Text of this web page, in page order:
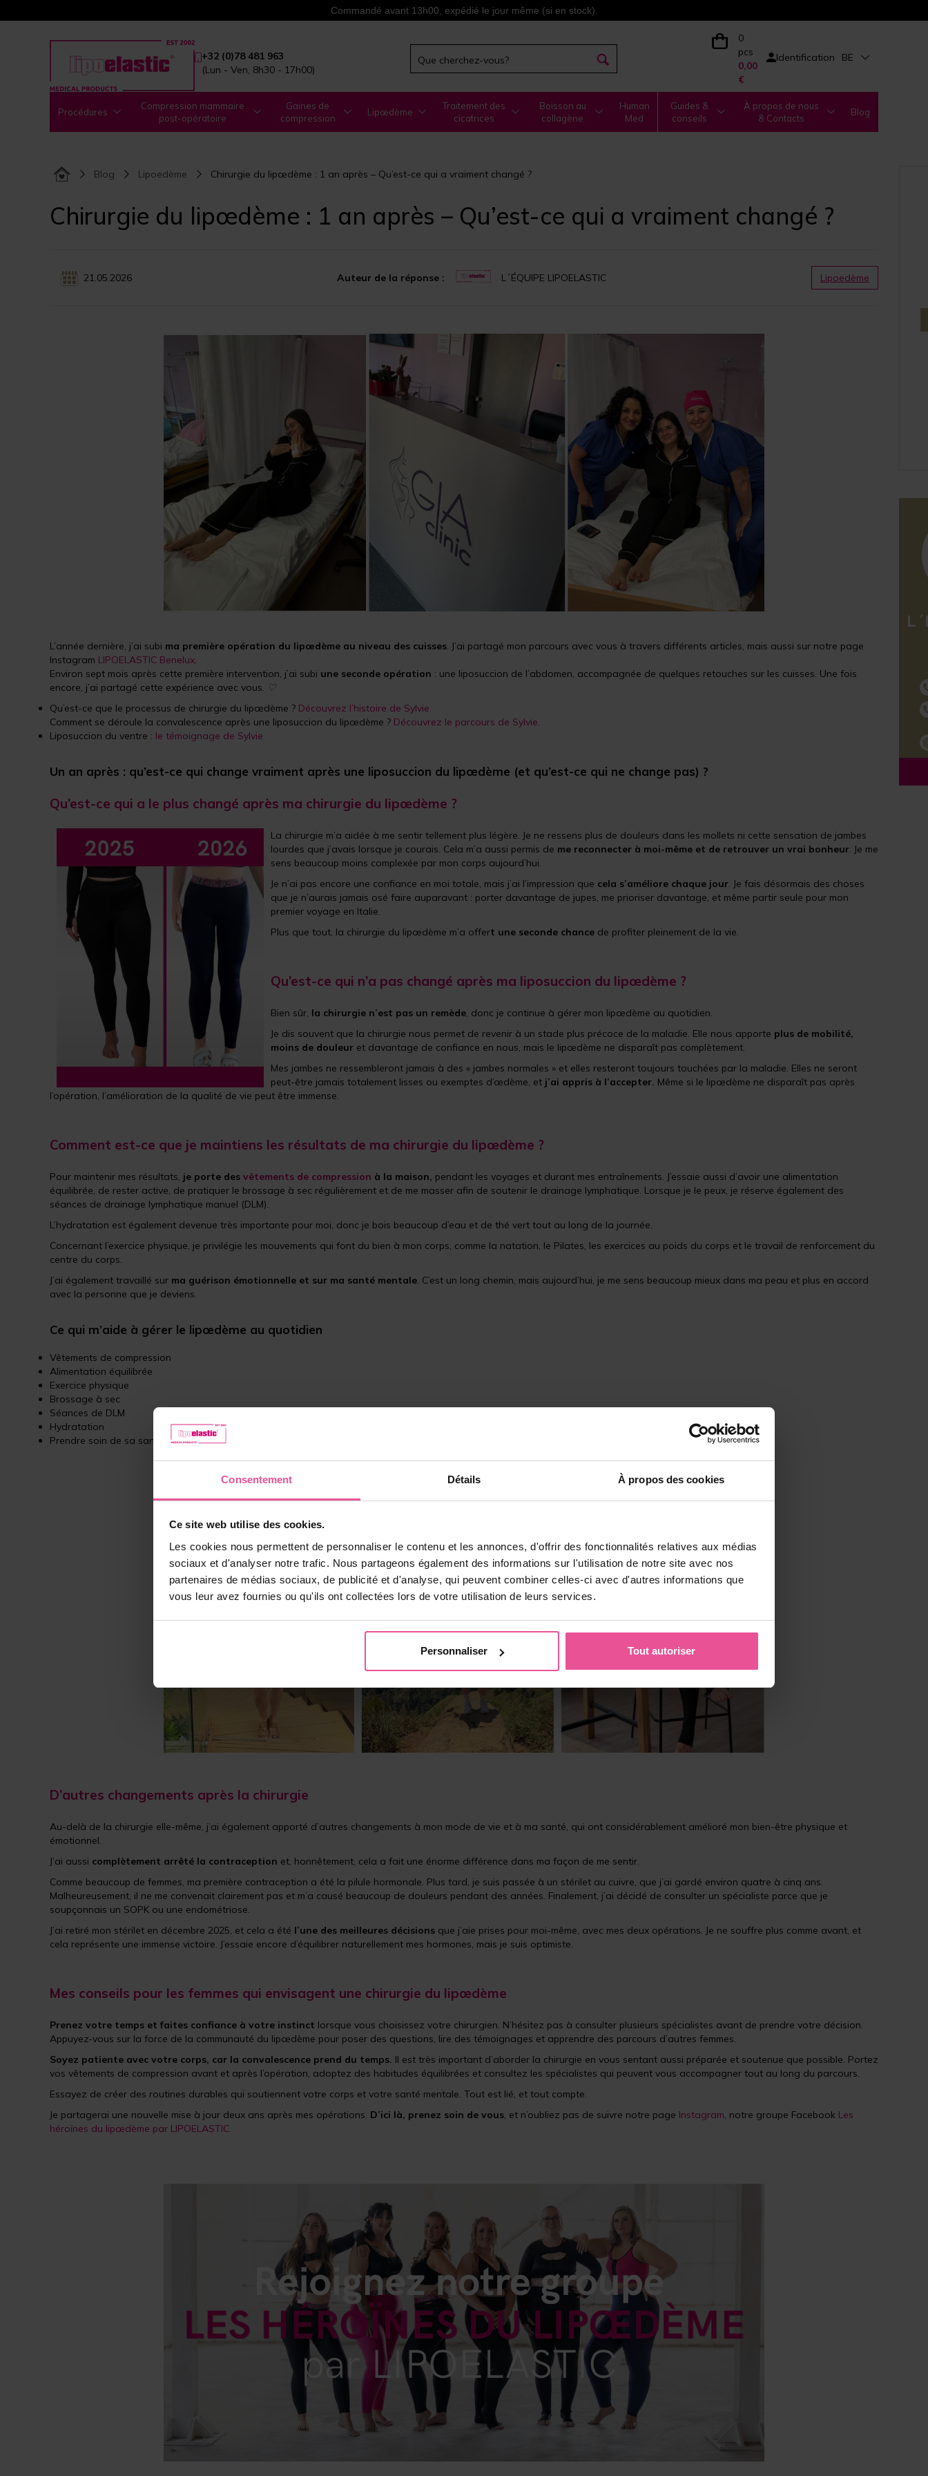
Consentement Détails À propos des cookies
Ce site web utilise des cookies.
Les cookies nous permettent de personnaliser le contenu et les annonces, d'offrir des fonctionnalités relatives aux médias
sociaux et d'analyser notre trafic. Nous partageons également des informations sur l'utilisation de notre site avec nos
partenaires de médias sociaux, de publicité et d'analyse, qui peuvent combiner celles-ci avec d'autres informations que
vous leur avez fournies ou qu'ils ont collectées lors de votre utilisation de leurs services.
Personnaliser Tout autoriser
Commandé avant 13h00, expédié le jour même (si en stock).
+32 (0)78 481 963
(Lun - Ven, 8h30 - 17h00)
0
pcs
0,00
€
Identification BE
Procédures
Compression mammaire
post-opératoire
Gaines de
compression
Lipœdème
Traitement des
cicatrices
Boisson au
collagène
Human
Med
Guides &
conseils
À propos de nous
& Contacts
Blog
Blog Lipoedème Chirurgie du lipœdème : 1 an après – Qu’est-ce qui a vraiment changé ?
Chirurgie du lipœdème : 1 an après – Qu’est-ce qui a vraiment changé ?
21.05.2026 Auteur de la réponse : L´ÉQUIPE LIPOELASTIC Lipoedème
L’année dernière, j’ai subi ma première opération du lipœdème au niveau des cuisses. J’ai partagé mon parcours avec vous à travers différents articles, mais aussi sur notre page
Instagram LIPOELASTIC Benelux.
Environ sept mois après cette première intervention, j’ai subi une seconde opération : une liposuccion de l’abdomen, accompagnée de quelques retouches sur les cuisses. Une fois
encore, j’ai partagé cette expérience avec vous. ♡
Qu’est-ce que le processus de chirurgie du lipœdème ? Découvrez l’histoire de Sylvie.
Comment se déroule la convalescence après une liposuccion du lipœdème ? Découvrez le parcours de Sylvie.
Liposuccion du ventre : le témoignage de Sylvie
Un an après : qu’est-ce qui change vraiment après une liposuccion du lipœdème (et qu’est-ce qui ne change pas) ?
Qu’est-ce qui a le plus changé après ma chirurgie du lipœdème ?
La chirurgie m’a aidée à me sentir tellement plus légère. Je ne ressens plus de douleurs dans les mollets ni cette sensation de jambes
lourdes que j’avais lorsque je courais. Cela m’a aussi permis de me reconnecter à moi-même et de retrouver un vrai bonheur. Je me
sens beaucoup moins complexée par mon corps aujourd’hui.
Je n’ai pas encore une confiance en moi totale, mais j’ai l’impression que cela s’améliore chaque jour. Je fais désormais des choses
que je n’aurais jamais osé faire auparavant : porter davantage de jupes, me prioriser davantage, et même partir seule pour mon
premier voyage en Italie.
Plus que tout, la chirurgie du lipœdème m’a offert une seconde chance de profiter pleinement de la vie.
Qu’est-ce qui n’a pas changé après ma liposuccion du lipœdème ?
Bien sûr, la chirurgie n’est pas un remède, donc je continue à gérer mon lipœdème au quotidien.
Je dis souvent que la chirurgie nous permet de revenir à un stade plus précoce de la maladie. Elle nous apporte plus de mobilité,
moins de douleur et davantage de confiance en nous, mais le lipœdème ne disparaît pas complètement.
Mes jambes ne ressembleront jamais à des « jambes normales » et elles resteront toujours touchées par la maladie. Elles ne seront
peut-être jamais totalement lisses ou exemptes d’œdème, et j’ai appris à l’accepter. Même si le lipœdème ne disparaît pas après
l’opération, l’amélioration de la qualité de vie peut être immense.
Comment est-ce que je maintiens les résultats de ma chirurgie du lipœdème ?
Pour maintenir mes résultats, je porte des vêtements de compression à la maison, pendant les voyages et durant mes entraînements. J’essaie aussi d’avoir une alimentation
équilibrée, de rester active, de pratiquer le brossage à sec régulièrement et de me masser afin de soutenir le drainage lymphatique. Lorsque je le peux, je réserve également des
séances de drainage lymphatique manuel (DLM).
L’hydratation est également devenue très importante pour moi, donc je bois beaucoup d’eau et de thé vert tout au long de la journée.
Concernant l’exercice physique, je privilégie les mouvements qui font du bien à mon corps, comme la natation, le Pilates, les exercices au poids du corps et le travail de renforcement du
centre du corps.
J’ai également travaillé sur ma guérison émotionnelle et sur ma santé mentale. C’est un long chemin, mais aujourd’hui, je me sens beaucoup mieux dans ma peau et plus en accord
avec la personne que je deviens.
Ce qui m’aide à gérer le lipœdème au quotidien
Vêtements de compression
Alimentation équilibrée
Exercice physique
Brossage à sec
Séances de DLM
Hydratation
Prendre soin de sa santé mentale
D’autres changements après la chirurgie
Au-delà de la chirurgie elle-même, j’ai également apporté d’autres changements à mon mode de vie et à ma santé, qui ont considérablement amélioré mon bien-être physique et
émotionnel.
J’ai aussi complètement arrêté la contraception et, honnêtement, cela a fait une énorme différence dans ma façon de me sentir.
Comme beaucoup de femmes, ma première contraception a été la pilule hormonale. Plus tard, je suis passée à un stérilet au cuivre, que j’ai gardé environ quatre à cinq ans.
Malheureusement, il ne me convenait clairement pas et m’a causé beaucoup de douleurs pendant des années. Finalement, j’ai décidé de consulter un spécialiste parce que je
soupçonnais un SOPK ou une endométriose.
J’ai retiré mon stérilet en décembre 2025, et cela a été l’une des meilleures décisions que j’aie prises pour moi-même, avec mes deux opérations. Je ne souffre plus comme avant, et
cela représente une immense victoire. J’essaie encore d’équilibrer naturellement mes hormones, mais je suis optimiste.
Mes conseils pour les femmes qui envisagent une chirurgie du lipœdème
Prenez votre temps et faites confiance à votre instinct lorsque vous choisissez votre chirurgien. N’hésitez pas à consulter plusieurs spécialistes avant de prendre votre décision.
Appuyez-vous sur la force de la communauté du lipœdème pour poser des questions, lire des témoignages et apprendre des parcours d’autres femmes.
Soyez patiente avec votre corps, car la convalescence prend du temps. Il est très important d’aborder la chirurgie en vous sentant aussi préparée et soutenue que possible. Portez
vos vêtements de compression avant et après l’opération, adoptez des habitudes équilibrées et consultez les spécialistes qui peuvent vous accompagner tout au long du parcours.
Essayez de créer des routines durables qui soutiennent votre corps et votre santé mentale. Tout est lié, et tout compte.
Je partagerai une nouvelle mise à jour deux ans après mes opérations. D’ici là, prenez soin de vous, et n’oubliez pas de suivre notre page Instagram, notre groupe Facebook Les
héroïnes du lipœdème par LIPOELASTIC.